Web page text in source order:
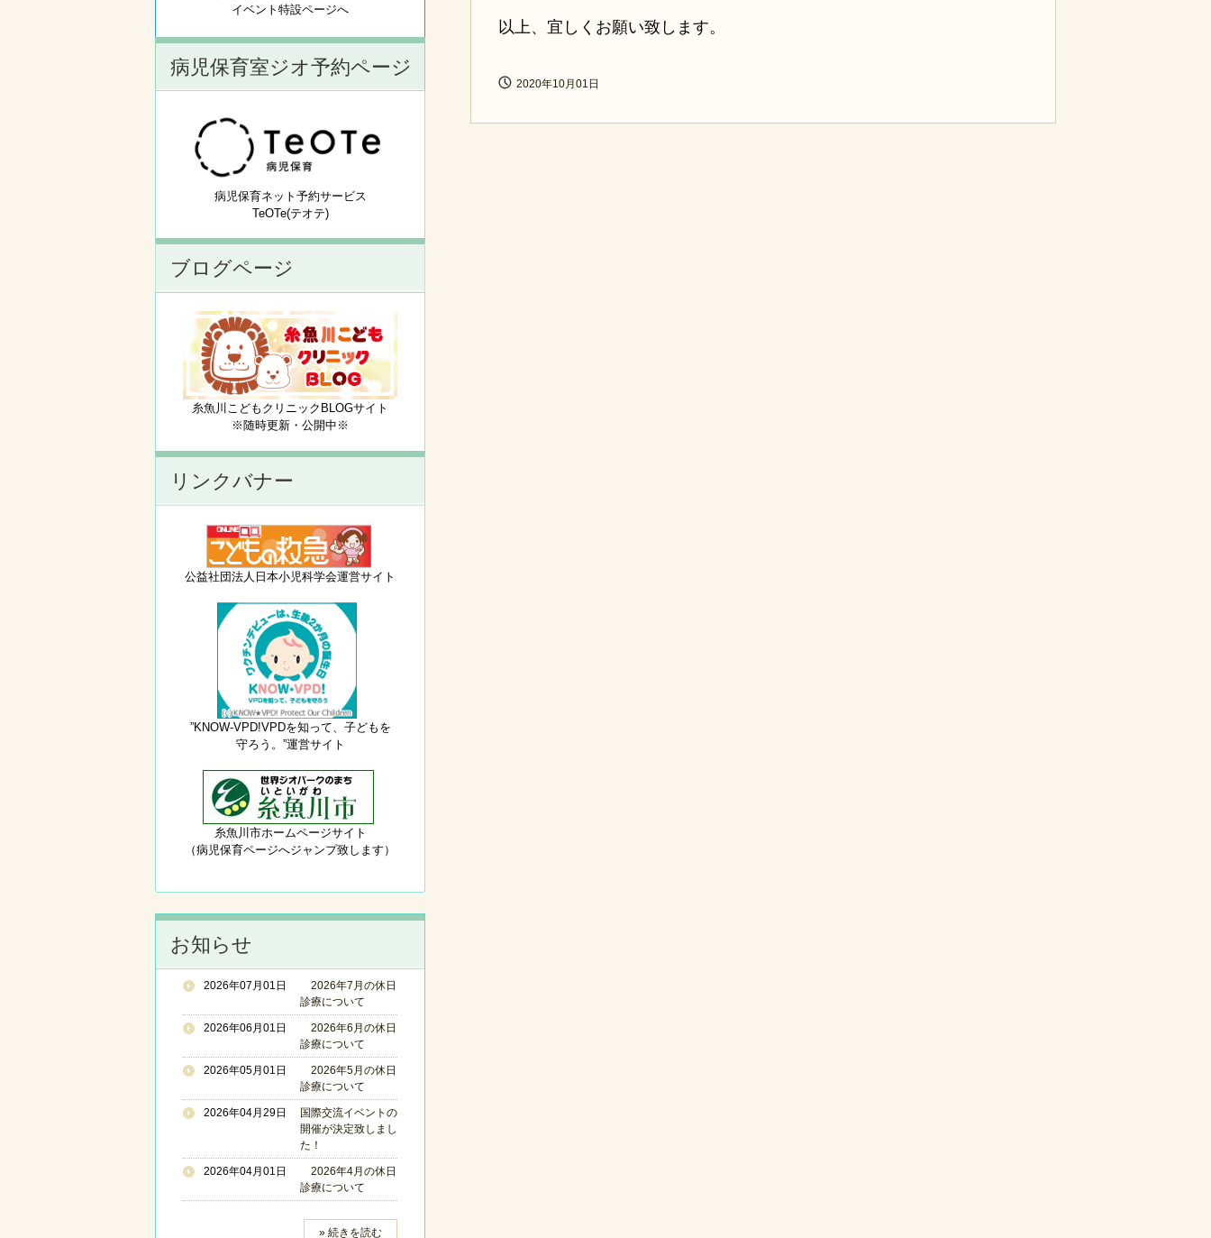
以上、宜しくお願い致します。
2020年10月01日
イベント特設ページへ
病児保育室ジオ予約ページ
病児保育ネット予約サービス
TeOTe(テオテ)
ブログページ
糸魚川こどもクリニックBLOGサイト
※随時更新・公開中※
リンクバナー
公益社団法人日本小児科学会運営サイト
”KNOW-VPD!VPDを知って、子どもを
守ろう。”運営サイト
糸魚川市ホームページサイト
（病児保育ページへジャンプ致します）
お知らせ
2026年07月01日
2026年7月の休日
診療について
2026年06月01日
2026年6月の休日
診療について
2026年05月01日
2026年5月の休日
診療について
2026年04月29日
国際交流イベントの
開催が決定致しまし
た！
2026年04月01日
2026年4月の休日
診療について
» 続きを読む